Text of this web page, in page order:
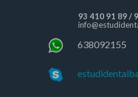
93 410 91 89/
638092155